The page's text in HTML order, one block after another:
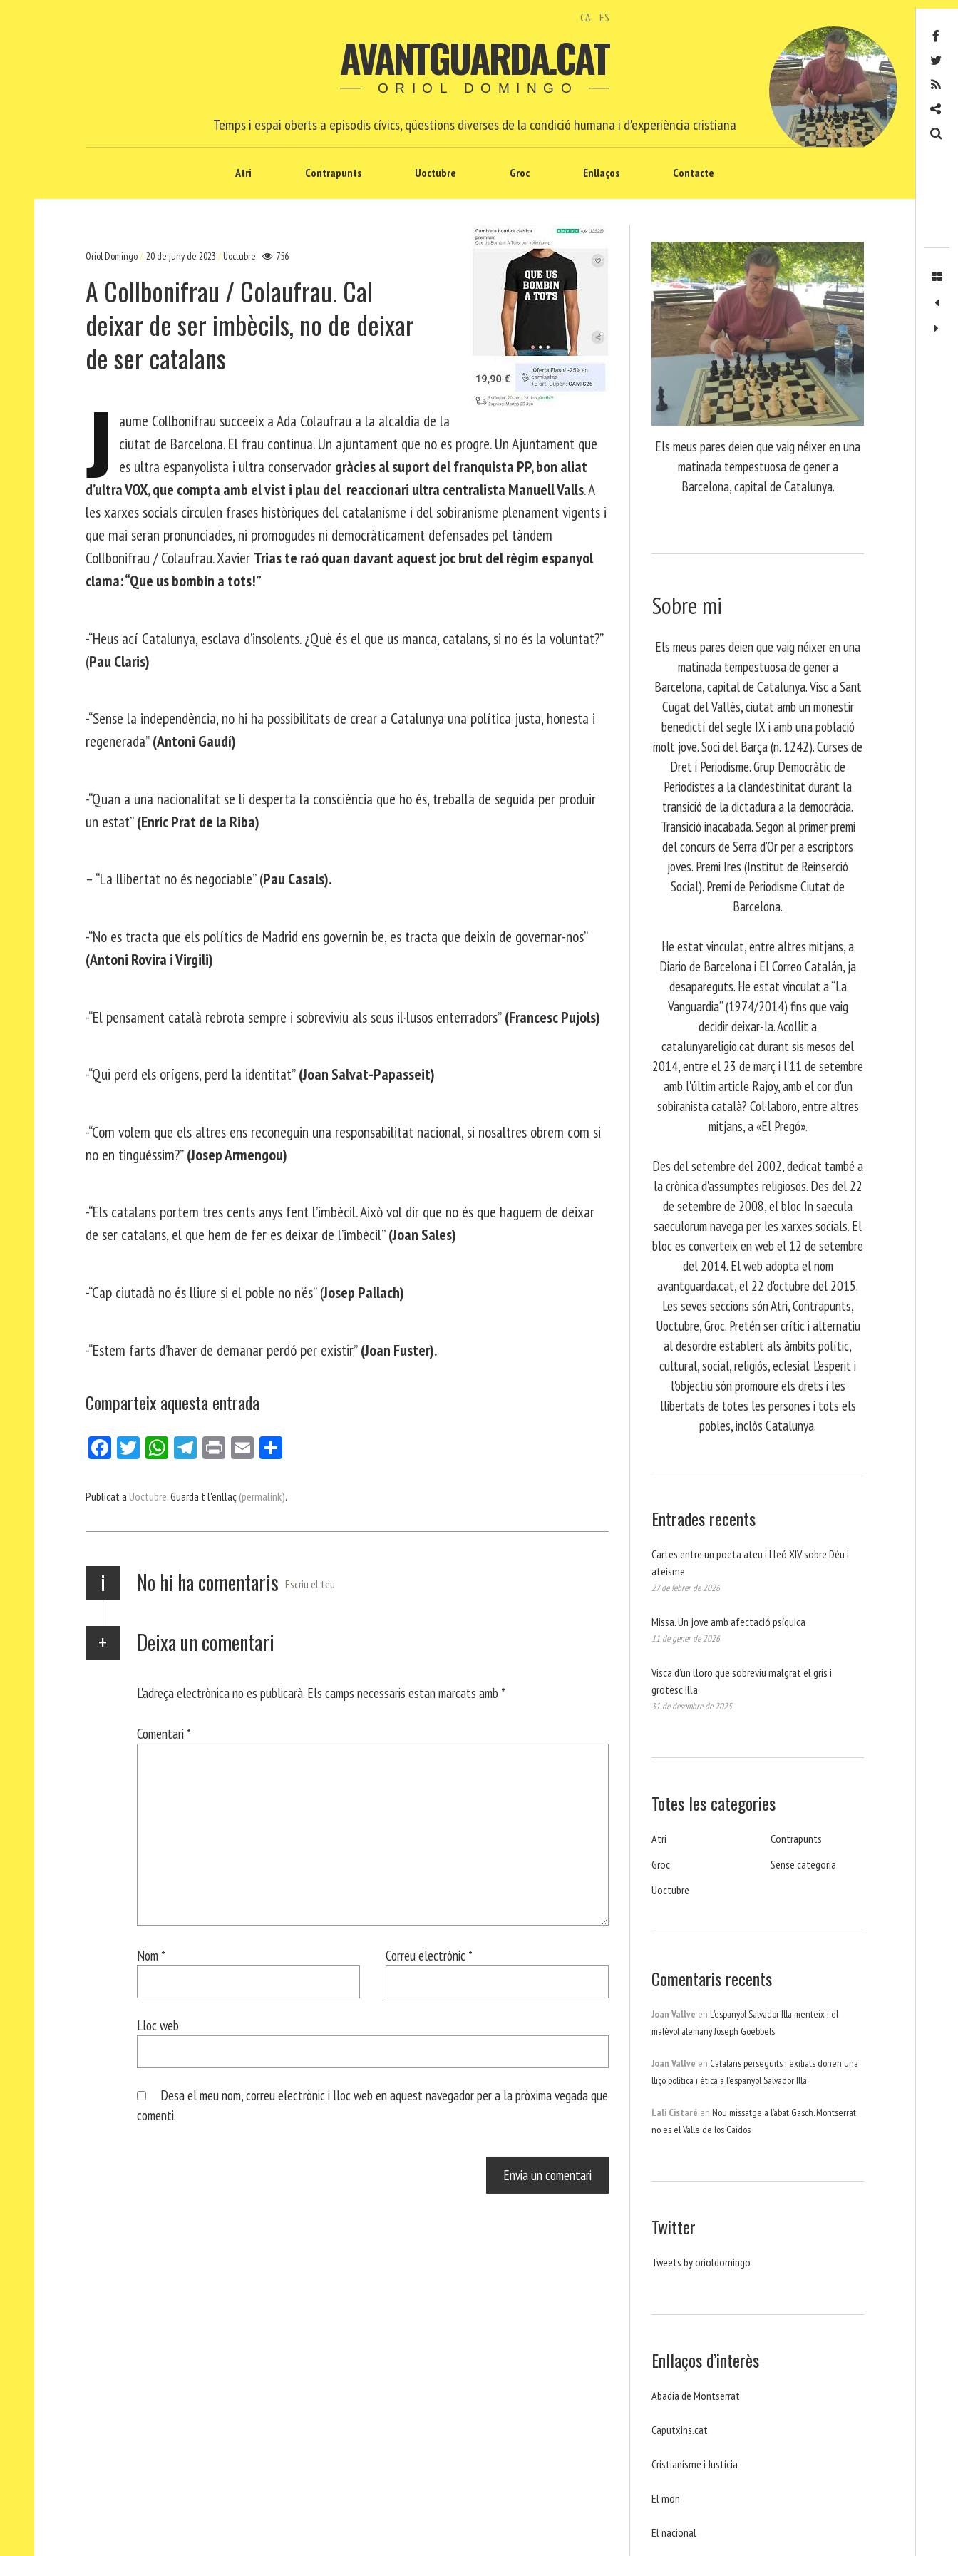
CA ES
AVANTGUARDA.CAT
ORIOL DOMINGO
Temps i espai oberts a episodis cívics, qüestions diverses de la condició humana i d'experiència cristiana
Atri Contrapunts Uoctubre Groc Enllaços Contacte
Oriol Domingo 20 de juny de 2023 Uoctubre 756
A Collbonifrau / Colaufrau. Cal
deixar de ser imbècils, no de deixar
de ser catalans
J aume Collbonifrau succeeix a Ada Colaufrau a la alcaldia de la
ciutat de Barcelona. El frau continua. Un ajuntament que no es progre. Un Ajuntament que
es ultra espanyolista i ultra conservador gràcies al suport del franquista PP, bon aliat
d’ultra VOX, que compta amb el vist i plau del reaccionari ultra centralista Manuell Valls. A
les xarxes socials circulen frases històriques del catalanisme i del sobiranisme plenament vigents i
que mai seran pronunciades, ni promogudes ni democràticament defensades pel tàndem
Collbonifrau / Colaufrau. Xavier Trias te raó quan davant aquest joc brut del règim espanyol
clama: “Que us bombin a tots!”
-“Heus ací Catalunya, esclava d’insolents. ¿Què és el que us manca, catalans, si no és la voluntat?”
(Pau Claris)
-“Sense la independència, no hi ha possibilitats de crear a Catalunya una política justa, honesta i
regenerada”(Antoni Gaudí)
-“Quan a una nacionalitat se li desperta la consciència que ho és, treballa de seguida per produir
un estat”(Enric Prat de la Riba)
– “La llibertat no és negociable” (Pau Casals).
-“No es tracta que els polítics de Madrid ens governin be, es tracta que deixin de governar-nos”
(Antoni Rovira i Virgili)
-“El pensament català rebrota sempre i sobreviviu als seus il·lusos enterradors”(Francesc Pujols)
-“Qui perd els orígens, perd la identitat”(Joan Salvat-Papasseit)
-“Com volem que els altres ens reconeguin una responsabilitat nacional, si nosaltres obrem com si
no en tinguéssim?”(Josep Armengou)
-“Els catalans portem tres cents anys fent l’imbècil. Això vol dir que no és que haguem de deixar
de ser catalans, el que hem de fer es deixar de l’imbècil”(Joan Sales)
-“Cap ciutadà no és lliure si el poble no n’és” (Josep Pallach)
-“Estem farts d’haver de demanar perdó per existir”(Joan Fuster).
Comparteix aquesta entrada
Fa
bo
Tw
er
W
ts
p
Te
gr
m
Pri E
ail pa
ei
Publicat a Uoctubre. Guarda't l'enllaç (permalink).
i No hi ha comentaris Escriu el teu
Deixa un comentari
L'adreça electrònica no es publicarà. Els camps necessaris estan marcats amb *
Comentari *
Nom * Correu electrònic *
Lloc web
Desa el meu nom, correu electrònic i lloc web en aquest navegador per a la pròxima vegada que
comenti.
Els meus pares deien que vaig néixer en una
matinada tempestuosa de gener a
Barcelona, capital de Catalunya.
Sobre mi
Els meus pares deien que vaig néixer en una
matinada tempestuosa de gener a
Barcelona, capital de Catalunya. Visc a Sant
Cugat del Vallès, ciutat amb un monestir
benedictí del segle IX i amb una població
molt jove. Soci del Barça (n. 1242). Curses de
Dret i Periodisme. Grup Democràtic de
Periodistes a la clandestinitat durant la
transició de la dictadura a la democràcia.
Transició inacabada. Segon al primer premi
del concurs de Serra d’Or per a escriptors
joves. Premi Ires (Institut de Reinserció
Social). Premi de Periodisme Ciutat de
Barcelona.
​ He estat vinculat, entre altres mitjans, a
Diario de Barcelona i El Correo Catalán, ja
desapareguts. He estat vinculat a “La
Vanguardia” (1974/2014) fins que vaig
decidir deixar-la. Acollit a
catalunyareligio.cat durant sis mesos del
2014, entre el 23 de març i l'11 de setembre
amb l'últim article Rajoy, amb el cor d'un
sobiranista català? Col·laboro, entre altres
mitjans, a «El Pregó».
​ Des del setembre del 2002, dedicat també a
la crònica d'assumptes religiosos. Des del 22
de setembre de 2008, el bloc In saecula
saeculorum navega per les xarxes socials. El
bloc es converteix en web el 12 de setembre
del 2014. El web adopta el nom
avantguarda.cat, el 22 d'octubre del 2015.
Les seves seccions són Atri, Contrapunts,
Uoctubre, Groc. Pretén ser crític i alternatiu
al desordre establert als àmbits polític,
cultural, social, religiós, eclesial. L'esperit i
l'objectiu són promoure els drets i les
llibertats de totes les persones i tots els
pobles, inclòs Catalunya.
Entrades recents
Cartes entre un poeta ateu i Lleó XIV sobre Déu i
ateísme
27 de febrer de 2026
Missa. Un jove amb afectació psíquica
11 de gener de 2026
Visca d’un lloro que sobreviu malgrat el gris i
grotesc Illa
31 de desembre de 2025
Totes les categories
Atri
Contrapunts
Groc
Sense categoria
Uoctubre
Comentaris recents
Joan Vallve en L’espanyol Salvador Illa menteix i el
malèvol alemany Joseph Goebbels
Joan Vallve en Catalans perseguits i exiliats donen una
lliçó política i ètica a l’espanyol Salvador Illa
Lali Cistaré en Nou missatge a l’abat Gasch. Montserrat
no es el Valle de los Caidos
Twitter
Tweets by orioldomingo
Enllaços d’interès
Abadia de Montserrat
Caputxins.cat
Cristianisme i Justicia
El mon
El nacional
Contacte